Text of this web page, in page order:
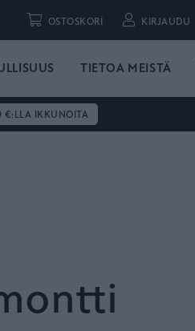
OSTOSKORI KIRJAUDU
TIETOA MEISTÄ
€:LLA IKKUNOITA